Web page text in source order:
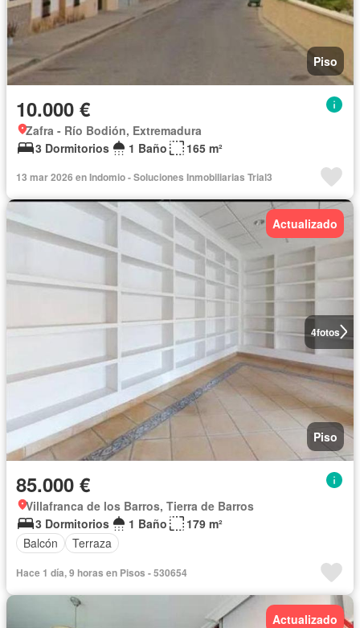
Piso
10.000 €
Zafra - Río Bodión, Extremadura
3 Dormitorios
1 Baño 165 m²
13 mar 2026 en Indomio - Soluciones Inmobiliarias Trial3
4fotos
Actualizado
Piso
85.000 €
Villafranca de los Barros, Tierra de Barros
3 Dormitorios
1 Baño
179 m²
Balcón
Terraza
Hace 1 día, 9 horas en Pisos - 530654
Actualizado